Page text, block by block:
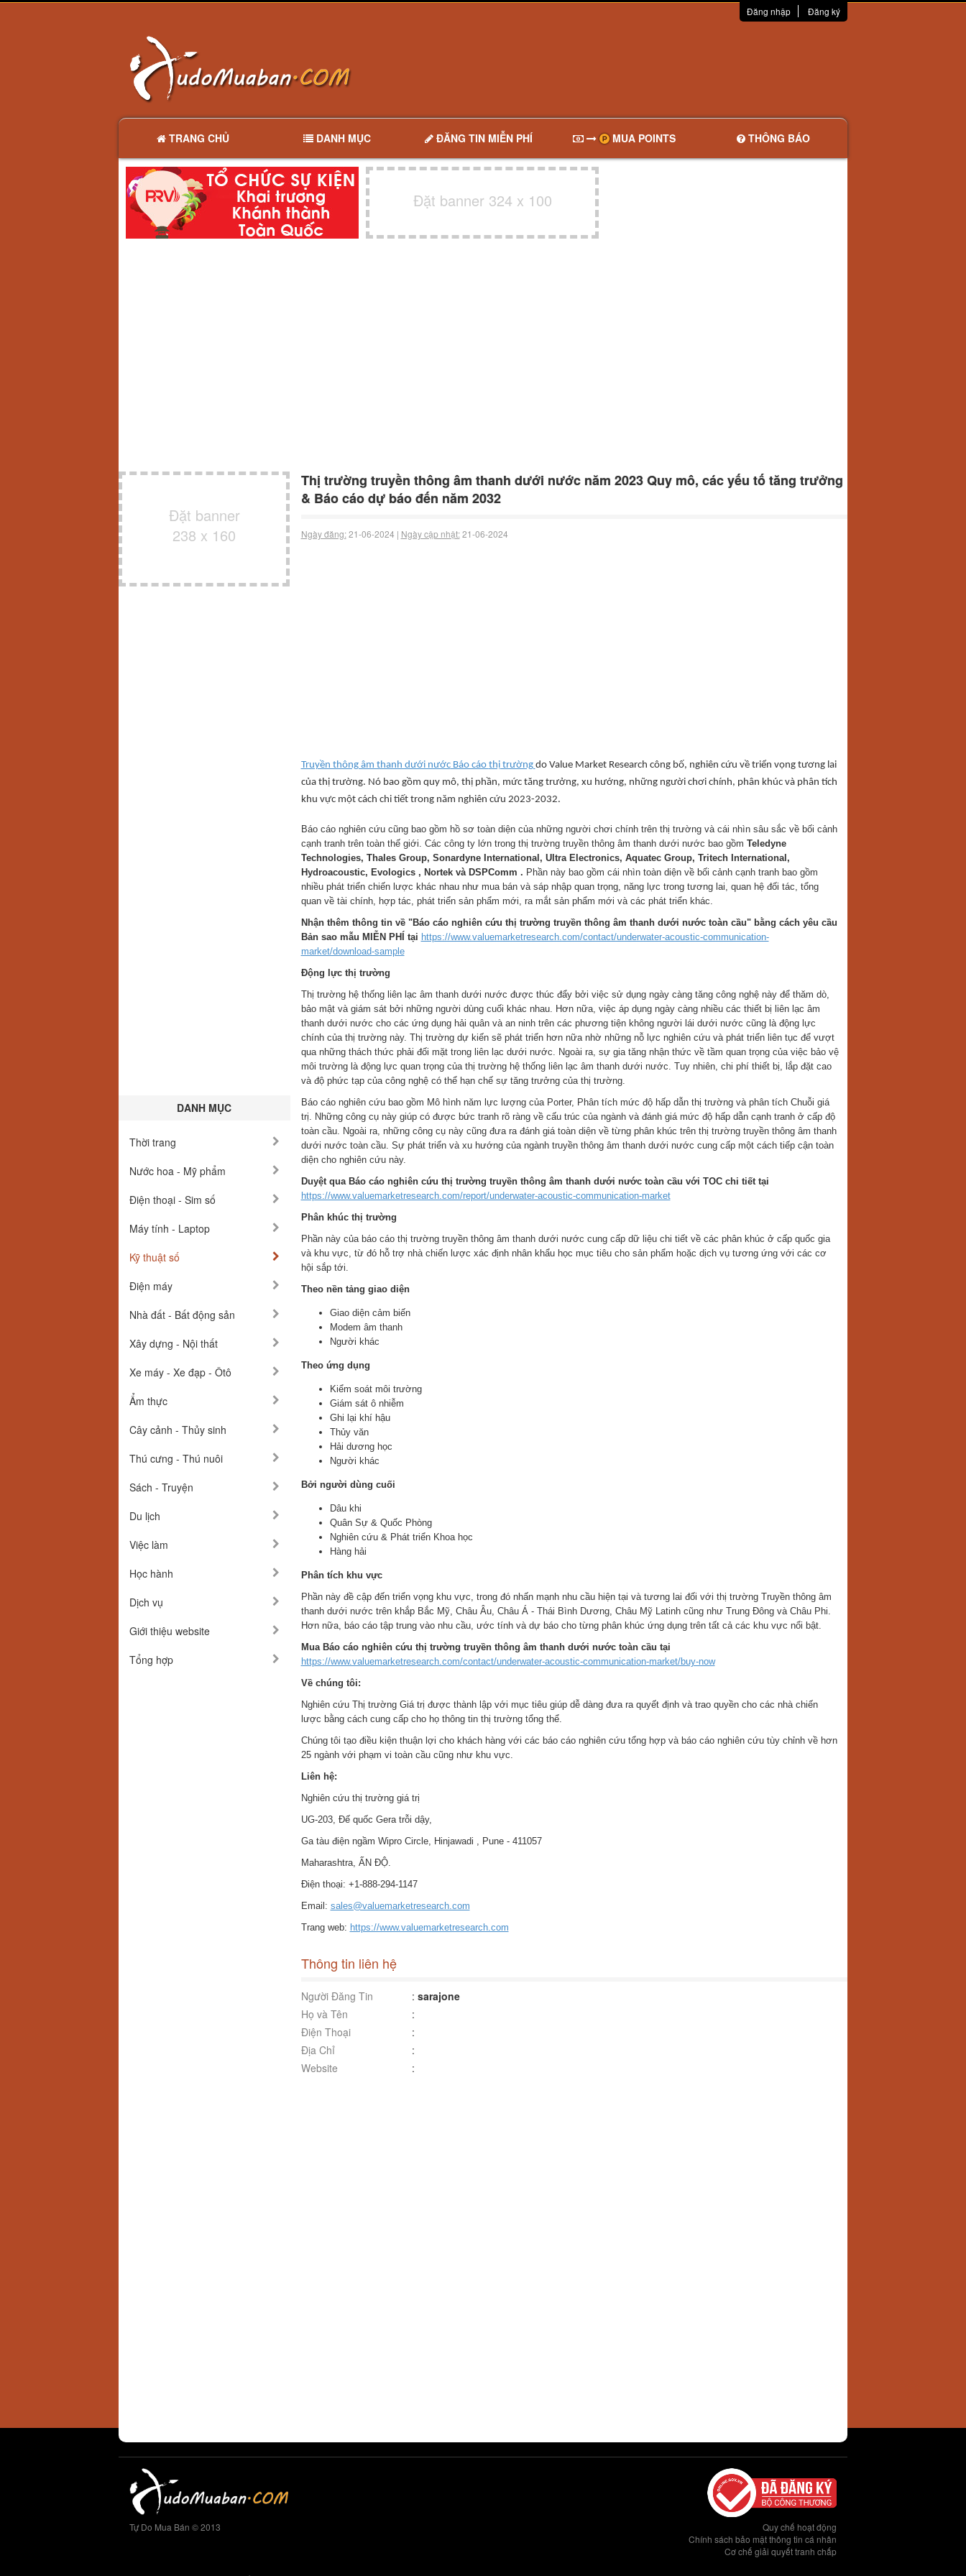
Đăng nhập Đăng ký
TRANG CHỦ DANH MỤC ĐĂNG TIN MIỄN PHÍ MUA POINTS THÔNG BÁO
Đặt banner 324 x 100
Đặt banner
238 x 160
DANH MỤC
Thời trang
Nước hoa - Mỹ phẩm
Điện thoại - Sim số
Máy tính - Laptop
Kỹ thuật số
Điện máy
Nhà đất - Bất động sản
Xây dựng - Nội thất
Xe máy - Xe đạp - Ôtô
Ẩm thực
Cây cảnh - Thủy sinh
Thú cưng - Thú nuôi
Sách - Truyện
Du lịch
Việc làm
Học hành
Dịch vụ
Giới thiệu website
Tổng hợp
Thị trường truyền thông âm thanh dưới nước năm 2023 Quy mô, các yếu tố tăng trưởng
& Báo cáo dự báo đến năm 2032
Ngày đăng:21-06-2024 | Ngày cập nhật:21-06-2024
Truyền thông âm thanh dưới nướcBáo cáo thị trường do Value Market Research công bố, nghiên cứu về triển vọng tương lai
của thị trường. Nó bao gồm quy mô, thị phần, mức tăng trưởng, xu hướng, những người chơi chính, phân khúc và phân tích
khu vực một cách chi tiết trong năm nghiên cứu 2023-2032.
Báo cáo nghiên cứu cũng bao gồm hồ sơ toàn diện của những người chơi chính trên thị trường và cái nhìn sâu sắc về bối cảnh
cạnh tranh trên toàn thế giới. Các công ty lớn trong thị trường truyền thông âm thanh dưới nước bao gồm Teledyne
Technologies, Thales Group, Sonardyne International, Ultra Electronics, Aquatec Group, Tritech International,
Hydroacoustic, Evologics , Nortek và DSPComm . Phần này bao gồm cái nhìn toàn diện về bối cảnh cạnh tranh bao gồm
nhiều phát triển chiến lược khác nhau như mua bán và sáp nhập quan trọng, năng lực trong tương lai, quan hệ đối tác, tổng
quan về tài chính, hợp tác, phát triển sản phẩm mới, ra mắt sản phẩm mới và các phát triển khác.
Nhận thêm thông tin về "Báo cáo nghiên cứu thị trường truyền thông âm thanh dưới nước toàn cầu" bằng cách yêu cầu
Bản sao mẫu MIỄN PHÍ tại https://www.valuemarketresearch.com/contact/underwater-acoustic-communication-
market/download-sample
Động lực thị trường
Thị trường hệ thống liên lạc âm thanh dưới nước được thúc đẩy bởi việc sử dụng ngày càng tăng công nghệ này để thăm dò,
bảo mật và giám sát bởi những người dùng cuối khác nhau. Hơn nữa, việc áp dụng ngày càng nhiều các thiết bị liên lạc âm
thanh dưới nước cho các ứng dụng hải quân và an ninh trên các phương tiện không người lái dưới nước cũng là động lực
chính của thị trường này. Thị trường dự kiến sẽ phát triển hơn nữa nhờ những nỗ lực nghiên cứu và phát triển liên tục để vượt
qua những thách thức phải đối mặt trong liên lạc dưới nước. Ngoài ra, sự gia tăng nhận thức về tầm quan trọng của việc bảo vệ
môi trường là động lực quan trọng của thị trường hệ thống liên lạc âm thanh dưới nước. Tuy nhiên, chi phí thiết bị, lắp đặt cao
và độ phức tạp của công nghệ có thể hạn chế sự tăng trưởng của thị trường.
Báo cáo nghiên cứu bao gồm Mô hình năm lực lượng của Porter, Phân tích mức độ hấp dẫn thị trường và phân tích Chuỗi giá
trị. Những công cụ này giúp có được bức tranh rõ ràng về cấu trúc của ngành và đánh giá mức độ hấp dẫn cạnh tranh ở cấp độ
toàn cầu. Ngoài ra, những công cụ này cũng đưa ra đánh giá toàn diện về từng phân khúc trên thị trường truyền thông âm thanh
dưới nước toàn cầu. Sự phát triển và xu hướng của ngành truyền thông âm thanh dưới nước cung cấp một cách tiếp cận toàn
diện cho nghiên cứu này.
Duyệt qua Báo cáo nghiên cứu thị trường truyền thông âm thanh dưới nước toàn cầu với TOC chi tiết tại
https://www.valuemarketresearch.com/report/underwater-acoustic-communication-market
Phân khúc thị trường
Phần này của báo cáo thị trường truyền thông âm thanh dưới nước cung cấp dữ liệu chi tiết về các phân khúc ở cấp quốc gia
và khu vực, từ đó hỗ trợ nhà chiến lược xác định nhân khẩu học mục tiêu cho sản phẩm hoặc dịch vụ tương ứng với các cơ
hội sắp tới.
Theo nền tảng giao diện
Giao diện cảm biến
Modem âm thanh
Người khác
Theo ứng dụng
Kiểm soát môi trường
Giám sát ô nhiễm
Ghi lại khí hậu
Thủy văn
Hải dương học
Người khác
Bởi người dùng cuối
Dâu khi
Quân Sự & Quốc Phòng
Nghiên cứu & Phát triển Khoa học
Hàng hải
Phân tích khu vực
Phần này đề cập đến triển vọng khu vực, trong đó nhấn mạnh nhu cầu hiện tại và tương lai đối với thị trường Truyền thông âm
thanh dưới nước trên khắp Bắc Mỹ, Châu Âu, Châu Á - Thái Bình Dương, Châu Mỹ Latinh cũng như Trung Đông và Châu Phi.
Hơn nữa, báo cáo tập trung vào nhu cầu, ước tính và dự báo cho từng phân khúc ứng dụng trên tất cả các khu vực nổi bật.
Mua Báo cáo nghiên cứu thị trường truyền thông âm thanh dưới nước toàn cầu tại
https://www.valuemarketresearch.com/contact/underwater-acoustic-communication-market/buy-now
Về chúng tôi:
Nghiên cứu Thị trường Giá trị được thành lập với mục tiêu giúp dễ dàng đưa ra quyết định và trao quyền cho các nhà chiến
lược bằng cách cung cấp cho họ thông tin thị trường tổng thể.
Chúng tôi tạo điều kiện thuận lợi cho khách hàng với các báo cáo nghiên cứu tổng hợp và báo cáo nghiên cứu tùy chỉnh về hơn
25 ngành với phạm vi toàn cầu cũng như khu vực.
Liên hệ:
Nghiên cứu thị trường giá trị
UG-203, Đế quốc Gera trỗi dậy,
Ga tàu điện ngầm Wipro Circle, Hinjawadi , Pune - 411057
Maharashtra, ẤN ĐỘ.
Điện thoại: +1-888-294-1147
Email: sales@valuemarketresearch.com
Trang web: https://www.valuemarketresearch.com
Thông tin liên hệ
Người Đăng Tin : sarajone
Họ và Tên
:
Điện Thoại
:
Địa Chỉ
:
Website
:
Tự Do Mua Bán © 2013
Quy chế hoạt động
Chính sách bảo mật thông tin cá nhân
Cơ chế giải quyết tranh chấp